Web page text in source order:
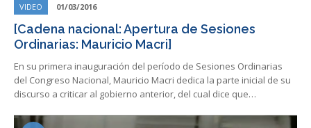
VIDEO 01/03/2016
[Cadena nacional: Apertura de Sesiones
Ordinarias: Mauricio Macri]
En su primera inauguración del período de Sesiones Ordinarias
del Congreso Nacional, Mauricio Macri dedica la parte inicial de su
discurso a criticar al gobierno anterior, del cual dice que…